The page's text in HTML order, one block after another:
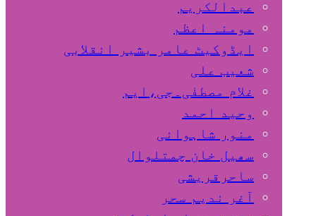
عبدالکریم
مومنہ اعظم
ایڈوکیٹ عامر بشیر انقلابی
شعیب علی
غلام مصطفٰی۔جی،ایم
وحید احمد
منور شاہوانی
سھیل خان چمتلوال
ساحرقریشی
آغر ندیم سحر